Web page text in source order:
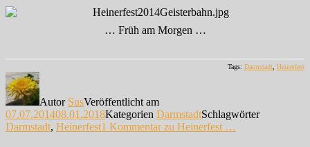
… Früh am Morgen …
Tags: Darmstadt Heinerfest
Autor SusVeröffentlicht am
07.07.201408.01.2018Kategorien DarmstadtSchlagwörter
Darmstadt, Heinerfest1 Kommentarzu Heinerfest …